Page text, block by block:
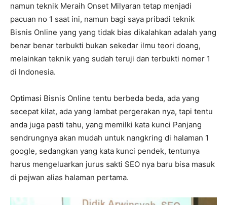
namun teknik Meraih Onset Milyaran tetap menjadi
pacuan no 1 saat ini, namun bagi saya pribadi teknik
Bisnis Online yang yang tidak bias dikalahkan adalah yang
benar benar terbukti bukan sekedar ilmu teori doang,
melainkan teknik yang sudah teruji dan terbukti nomer 1
di Indonesia.
Optimasi Bisnis Online tentu berbeda beda, ada yang
secepat kilat, ada yang lambat pergerakan nya, tapi tentu
anda juga pasti tahu, yang memilki kata kunci Panjang
sendrungnya akan mudah untuk nangkring di halaman 1
google, sedangkan yang kata kunci pendek, tentunya
harus mengeluarkan jurus sakti SEO nya baru bisa masuk
di pejwan alias halaman pertama.